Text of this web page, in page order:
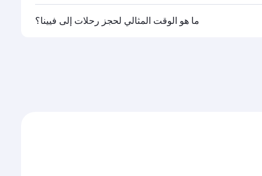
تشغيلها، يمكنك السفر على متن درجة رجال الأعمال
ما هو الوقت المثالي لحجز رحلات إلى فيينا؟